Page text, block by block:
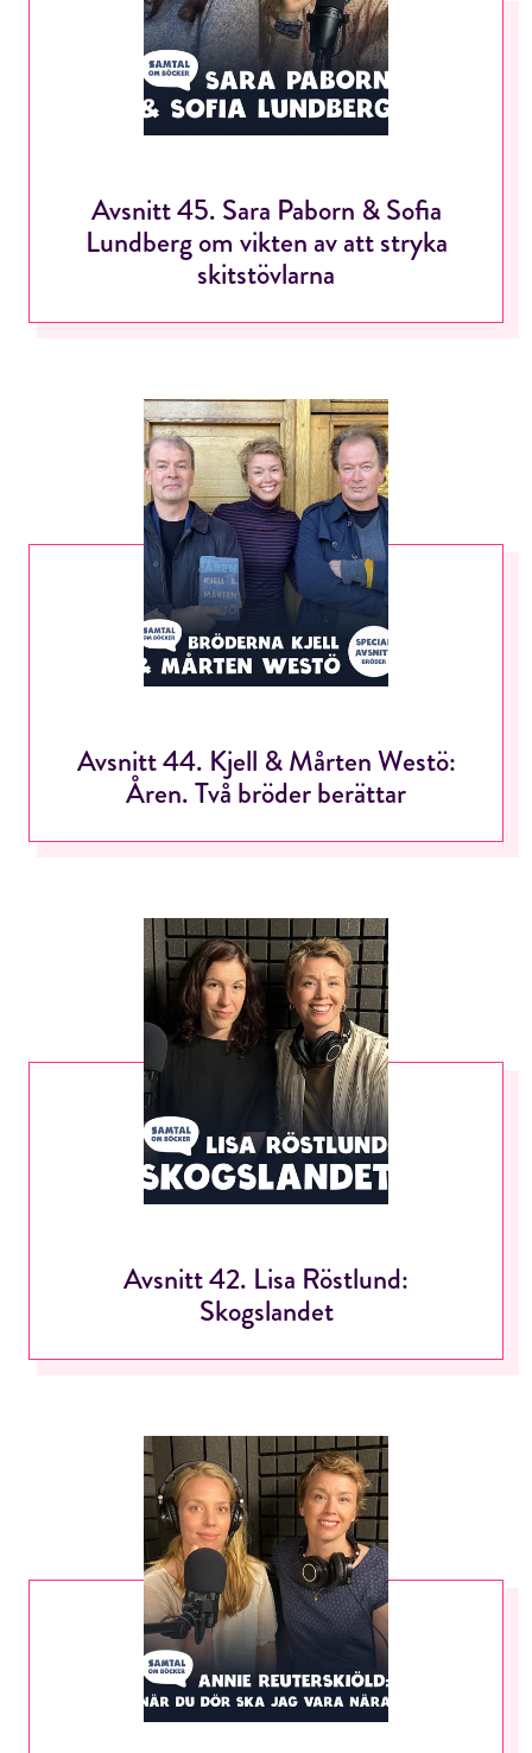
Avsnitt 45. Sara Paborn & Sofia
Lundberg om vikten av att stryka
skitstövlarna
Avsnitt 44. Kjell & Mårten Westö:
Åren. Två bröder berättar
Avsnitt 42. Lisa Röstlund:
Skogslandet